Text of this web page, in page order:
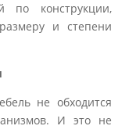
по конструкции,
и степени
не обходится
И это не